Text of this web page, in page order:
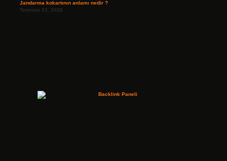
Jandarma kokartının anlamı nedir ?
Temmuz 23, 2026